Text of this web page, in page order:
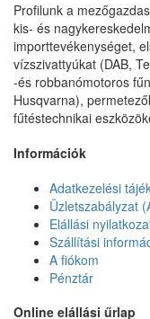
Profilunk a
kis- és
importtevékenységet,
vízszivattyúkat (DAB,
-és robbanómotoros
Husqvarna),
fűtéstechnikai
Információk
Adatkezelési
Üzletszabályzat
Elállási
Szállítási
A fiókom
Pénztár
Online elállási űrlap